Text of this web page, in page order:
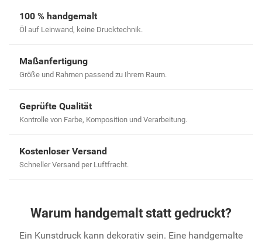
100 % handgemalt
Öl auf Leinwand, keine Drucktechnik.
Maßanfertigung
Größe und Rahmen passend zu Ihrem Raum.
Geprüfte Qualität
Kontrolle von Farbe, Komposition und Verarbeitung.
Kostenloser Versand
Schneller Versand per Luftfracht.
Warum handgemalt statt gedruckt?
Ein Kunstdruck kann dekorativ sein. Eine handgemalte